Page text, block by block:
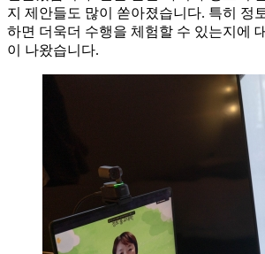
지 제안들도 많이 쏟아졌습니다. 특히 정
하면 더욱더 수행을 체험할 수 있는지에
이 나왔습니다.